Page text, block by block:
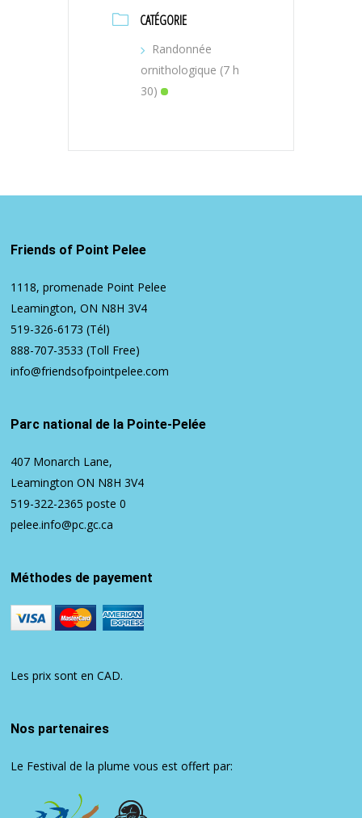
CATÉGORIE
Randonnée
ornithologique (7 h
30)
Friends of Point Pelee
1118, promenade Point Pelee
Leamington, ON N8H 3V4
519-326-6173 (Tél)
888-707-3533 (Toll Free)
info@friendsofpointpelee.com
Parc national de la Pointe-Pelée
407 Monarch Lane,
Leamington ON N8H 3V4
519-322-2365 poste 0
pelee.info@pc.gc.ca
Méthodes de payement
Les prix sont en CAD.
Nos partenaires
Le Festival de la plume vous est offert par: